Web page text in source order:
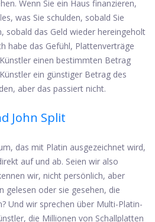
Wenn Sie ein Haus finanzieren,
was Sie schulden, sobald Sie
sobald das Geld wieder hereingeholt
habe das Gefühl, Plattenverträge
einen bestimmten Betrag
ein günstiger Betrag des
aber das passiert nicht.
John Split
das mit Platin ausgezeichnet wird,
auf und ab. Seien wir also
wir, nicht persönlich, aber
gelesen oder sie gesehen, die
Und wir sprechen über Multi-Platin-
die Millionen von Schallplatten